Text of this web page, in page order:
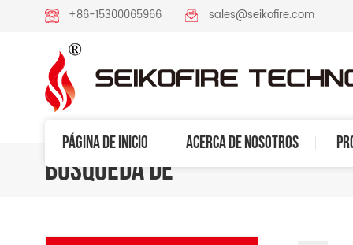
+86-15300065966 sales@seikofire.com
PÁGINA DE INICIO ACERCA DE NOSOTROS
BÚSQUEDA DE